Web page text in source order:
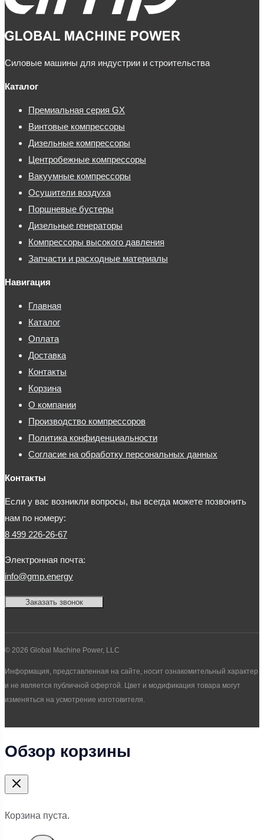
Силовые машины для индустрии и строительства
Каталог
Премиальная серия GX
Винтовые компрессоры
Дизельные компрессоры
Центробежные компрессоры
Вакуумные компрессоры
Осушители воздуха
Поршневые бустеры
Дизельные генераторы
Компрессоры высокого давления
Запчасти и расходные материалы
Навигация
Главная
Каталог
Оплата
Доставка
Контакты
Корзина
О компании
Производство компрессоров
Политика конфиденциальности
Согласие на обработку персональных данных
Контакты
Если у вас возникли вопросы, вы всегда можете позвонить
нам по номеру:
8 499 226-26-67
Электронная почта:
info@gmp.energy
Заказать звонок
© 2026 Global Machine Power, LLC
Информация, представленная на сайте, носит ознакомительный характер
и не является публичной офертой. Цвет и модификация товара могут
изменяться на усмотрение изготовителя.
Обзор корзины
Корзина пуста.